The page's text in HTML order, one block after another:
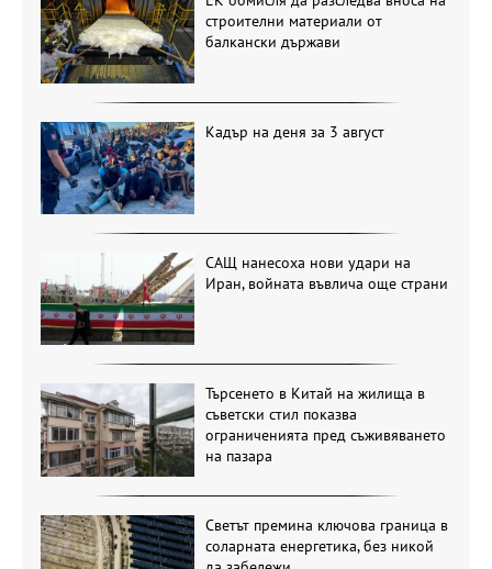
строителни материали от
балкански държави
Кадър на деня за 3 август
САЩ нанесоха нови удари на
Иран, войната въвлича още страни
Търсенето в Китай на жилища в
съветски стил показва
ограниченията пред съживяването
на пазара
Светът премина ключова граница в
соларната енергетика, без никой